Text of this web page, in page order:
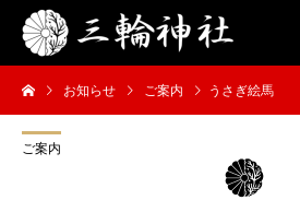
お知らせ ご案内 うさぎ絵馬
ご案内